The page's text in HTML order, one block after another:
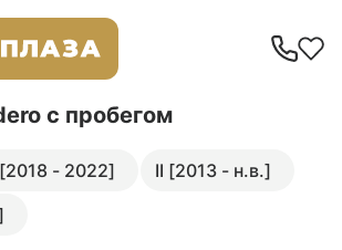
с пробегом
- 2022]
II [2013 - н.в.]